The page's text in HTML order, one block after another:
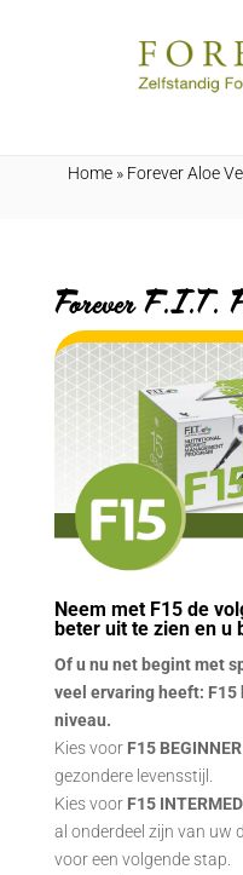
Home » Forever Aloe
Forever F.I.T.
Neem met F15 de
beter uit te zien en u
Of u nu net begint met
veel ervaring heeft:
niveau.
Kies voor F15 BEGINNER
gezondere levensstijl.
Kies voor F15
al onderdeel zijn van uw
voor een volgende stap.